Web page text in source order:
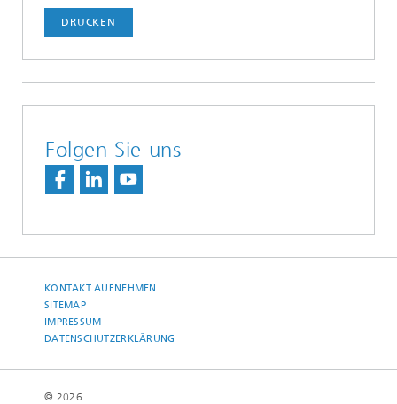
DRUCKEN
Folgen Sie uns
KONTAKT AUFNEHMEN
SITEMAP
IMPRESSUM
DATENSCHUTZERKLÄRUNG
© 2026